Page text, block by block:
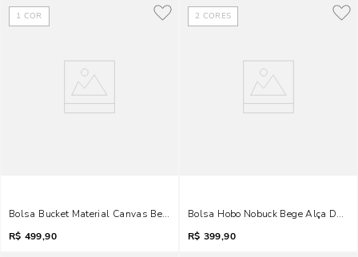
1 COR
Bolsa Bucket Material Canvas Bege Alça Transversal
R$ 499,90
2 CORES
Bolsa Hobo Nobuck Bege Alça De
R$ 399,90